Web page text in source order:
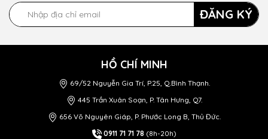
ĐĂNG KÝ
HỒ CHÍ MINH
69/52 Nguyễn Gia Trí, P.25, Q.Bình Thạnh.
445 Trần Xuân Soạn, P. Tân Hưng, Q7.
656 Võ Nguyên Giáp, P. Phước Long B, Thủ Đức.
0911 71 71 78 (8h-20h)